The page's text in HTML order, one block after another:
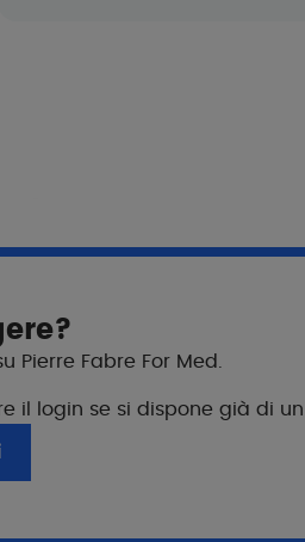
di consigli ai
i vostri pazienti
può migliorare l'acne
sapere sull'acne ?
Pierre Fabre For Med.
il login se si dispone già di